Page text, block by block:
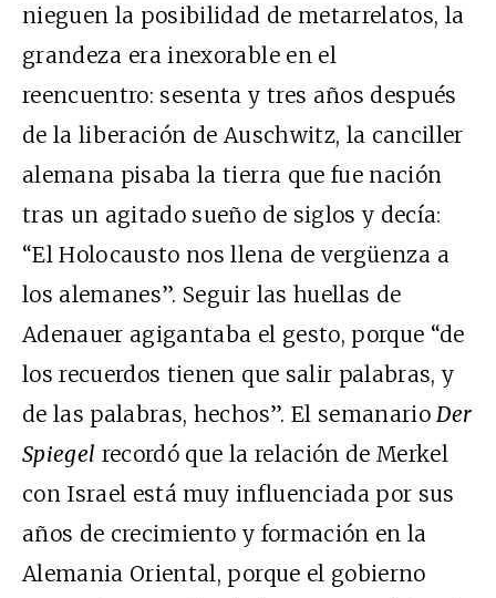
nieguen la posibilidad de metarrelatos, la
grandeza era inexorable en el
reencuentro: sesenta y tres años después
de la liberación de Auschwitz, la canciller
alemana pisaba la tierra que fue nación
tras un agitado sueño de siglos y decía:
“El Holocausto nos llena de vergüenza a
los alemanes”. Seguir las huellas de
Adenauer agigantaba el gesto, porque “de
los recuerdos tienen que salir palabras, y
de las palabras, hechos”. El semanarioDer
Spiegel recordó que la relación de Merkel
con Israel está muy influenciada por sus
años de crecimiento y formación en la
Alemania Oriental, porque el gobierno